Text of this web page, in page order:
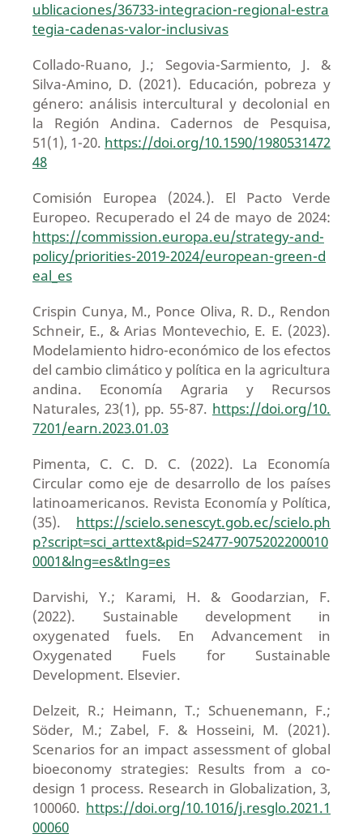
ublicaciones/36733-integracion-regional-estra
tegia-cadenas-valor-inclusivas
Collado-Ruano, J.; Segovia-Sarmiento, J. &
Silva-Amino, D. (2021). Educación, pobreza y
género: análisis intercultural y decolonial en
la Región Andina. Cadernos de Pesquisa,
51(1), 1-20. https://doi.org/10.1590/1980531472
48
Comisión Europea (2024.). El Pacto Verde
Europeo. Recuperado el 24 de mayo de 2024:
https://commission.europa.eu/strategy-and-
policy/priorities-2019-2024/european-green-d
eal_es
Crispin Cunya, M., Ponce Oliva, R. D., Rendon
Schneir, E., & Arias Montevechio, E. E. (2023).
Modelamiento hidro-económico de los efectos
del cambio climático y política en la agricultura
andina. Economía Agraria y Recursos
Naturales, 23(1), pp. 55-87. https://doi.org/10.
7201/earn.2023.01.03
Pimenta, C. C. D. C. (2022). La Economía
Circular como eje de desarrollo de los países
latinoamericanos. Revista Economía y Política,
(35). https://scielo.senescyt.gob.ec/scielo.ph
p?script=sci_arttext&pid=S2477-9075202200010
0001&lng=es&tlng=es
Darvishi, Y.; Karami, H. & Goodarzian, F.
(2022). Sustainable development in
oxygenated fuels. En Advancement in
Oxygenated Fuels for Sustainable
Development. Elsevier.
Delzeit, R.; Heimann, T.; Schuenemann, F.;
Söder, M.; Zabel, F. & Hosseini, M. (2021).
Scenarios for an impact assessment of global
bioeconomy strategies: Results from a co-
design 1 process. Research in Globalization, 3,
100060. https://doi.org/10.1016/j.resglo.2021.1
00060